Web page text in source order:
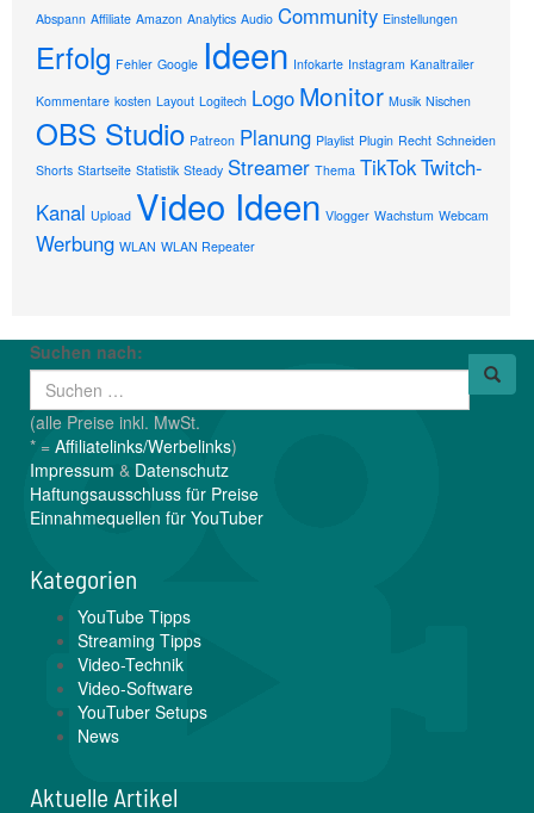
Abspann Affiliate Amazon Analytics Audio Community Einstellungen
Erfolg Fehler Google Ideen Infokarte Instagram Kanaltrailer
Kommentare kosten Layout Logitech Logo Monitor Musik Nischen
OBS Studio Patreon Planung Playlist Plugin Recht Schneiden
Shorts Startseite Statistik Steady Streamer Thema TikTokTwitch-
Kanal Upload Video Ideen Vlogger Wachstum Webcam
Werbung WLAN WLAN Repeater
Suchen nach:
(alle Preise inkl. MwSt.
* = Affiliatelinks/Werbelinks)
Impressum & Datenschutz
Haftungsausschluss für Preise
Einnahmequellen für YouTuber
Kategorien
YouTube Tipps
Streaming Tipps
Video-Technik
Video-Software
YouTuber Setups
News
Aktuelle Artikel